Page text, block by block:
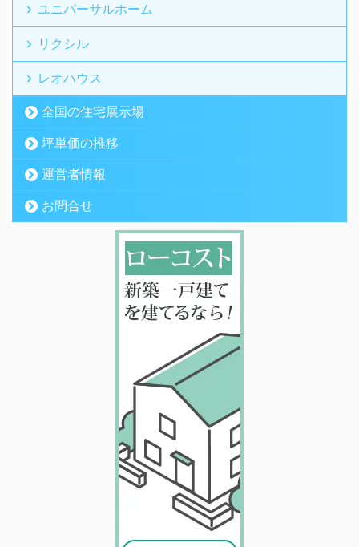
ユニバーサルホーム
リクシル
レオハウス
全国の住宅展示場
坪単価の推移
運営者情報
お問合せ